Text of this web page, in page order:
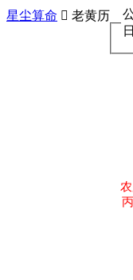
星尘算命  老黄历